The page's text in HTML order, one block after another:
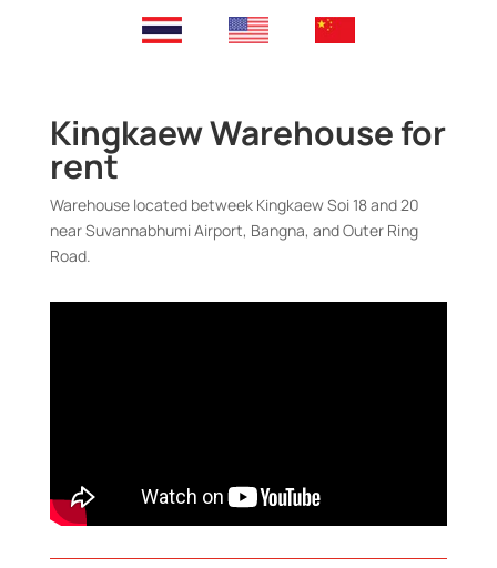
Kingkaew Warehouse for
rent
Warehouse located betweek Kingkaew Soi 18 and 20
near Suvannabhumi Airport, Bangna, and Outer Ring
Road.